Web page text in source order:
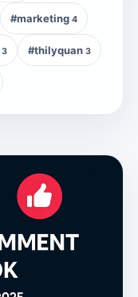
#marketing 4
3 #thilyquan 3